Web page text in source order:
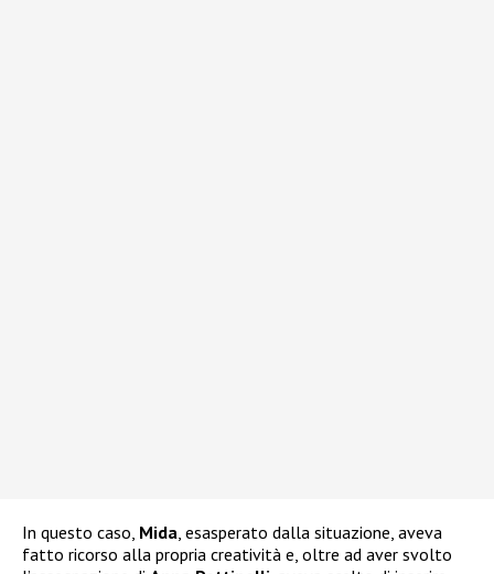
In questo caso, Mida , esasperato dalla situazione, aveva
fatto ricorso alla propria creatività e, oltre ad aver svolto